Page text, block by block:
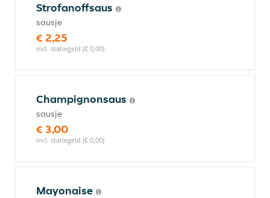
Strofanoffsaus
sausje
€ 2,25
incl. statiegeld (€ 0,00)
Champignonsaus
sausje
€ 3,00
incl. statiegeld (€ 0,00)
Mayonaise